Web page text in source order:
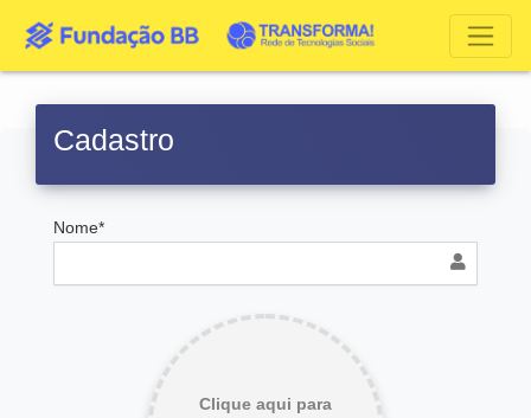
Cadastro
Nome*
Clique aqui para